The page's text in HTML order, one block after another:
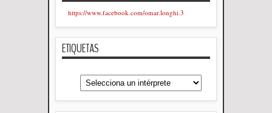
https://www.facebook.com/omar.longhi.3
ETIQUETAS